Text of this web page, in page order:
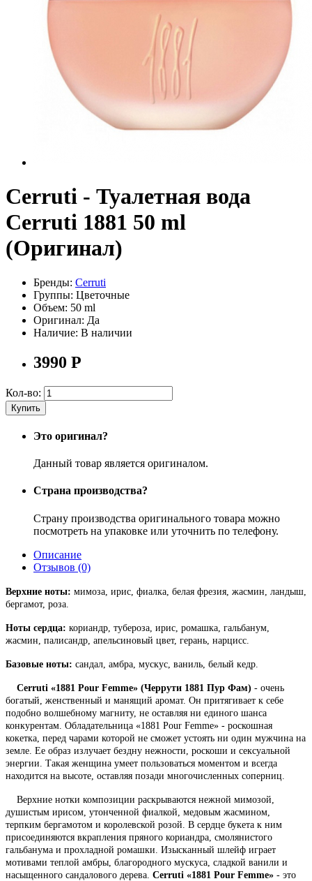
Cerruti - Туалетная вода
Cerruti 1881 50 ml
(Оригинал)
Бренды: Cerruti
Группы: Цветочные
Объем: 50 ml
Оригинал: Да
Наличие: В наличии
3990 Р
Кол-во:
Купить
Это оригинал?
Данный товар является оригиналом.
Страна производства?
Страну производства оригинального товара можно
посмотреть на упаковке или уточнить по телефону.
Описание
Отзывов (0)
Верхние ноты: мимоза, ирис, фиалка, белая фрезия, жасмин, ландыш,
бергамот, роза.
Ноты сердца: кориандр, тубероза, ирис, ромашка, гальбанум,
жасмин, палисандр, апельсиновый цвет, герань, нарцисс.
Базовые ноты: сандал, амбра, мускус, ваниль, белый кедр.
Cerruti «1881 Pour Femme» (Черрути 1881 Пур Фам) - очень
богатый, женственный и манящий аромат. Он притягивает к себе
подобно волшебному магниту, не оставляя ни единого шанса
конкурентам. Обладательница «1881 Pour Femme» - роскошная
кокетка, перед чарами которой не сможет устоять ни один мужчина на
земле. Ее образ излучает бездну нежности, роскоши и сексуальной
энергии. Такая женщина умеет пользоваться моментом и всегда
находится на высоте, оставляя позади многочисленных соперниц.
Верхние нотки композиции раскрываются нежной мимозой,
душистым ирисом, утонченной фиалкой, медовым жасмином,
терпким бергамотом и королевской розой. В сердце букета к ним
присоединяются вкрапления пряного кориандра, смолянистого
гальбанума и прохладной ромашки. Изысканный шлейф играет
мотивами теплой амбры, благородного мускуса, сладкой ванили и
насыщенного сандалового дерева. Cerruti «1881 Pour Femme» - это